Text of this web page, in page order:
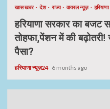
खास खबर देश राज्य वायरल न्यूज़ हरियाणा
हरियाणा सरकार का बजट
तोहफा,पेंशन में की बढ़ोतरी!
पैसा?
हरियाणा न्यूज़24 6 months ago